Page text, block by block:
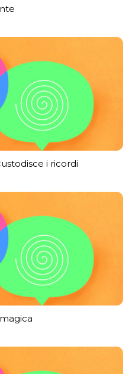
i ricordi